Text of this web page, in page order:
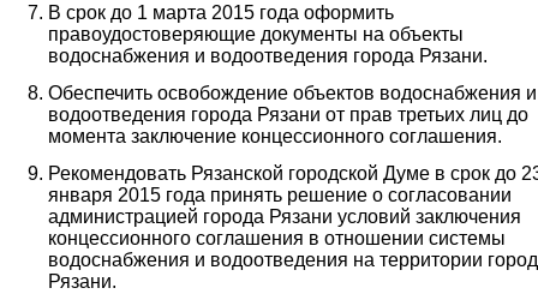
В срок до 1 марта 2015 года оформить
правоудостоверяющие документы на объекты
водоснабжения и водоотведения города Рязани.
Обеспечить освобождение объектов водоснабжения и
водоотведения города Рязани от прав третьих лиц до
момента заключение концессионного соглашения.
Рекомендовать Рязанской городской Думе в срок до
января 2015 года принять решение о согласовании
администрацией города Рязани условий заключения
концессионного соглашения в отношении системы
водоснабжения и водоотведения на территории
Рязани.